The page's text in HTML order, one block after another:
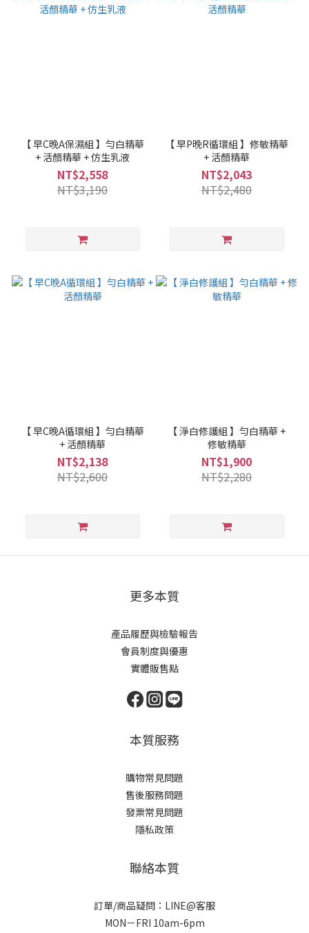
【 早C晚A保濕組 】勻白精華
+ 活顏精華 + 仿生乳液
NT$2,558
NT$3,190
【 早P晚R循環組 】修敏精華
+ 活顏精華
NT$2,043
NT$2,480
【 早C晚A循環組 】勻白精華
+ 活顏精華
NT$2,138
NT$2,600
【 淨白修護組 】勻白精華 +
修敏精華
NT$1,900
NT$2,280
更多本質
產品履歷與檢驗報告
會員制度與優惠
實體販售點
本質服務
購物常見問題
售後服務問題
發票常見問題
隱私政策
聯絡本質
訂單/商品疑問：LINE@客服
MON－FRI 10am-6pm